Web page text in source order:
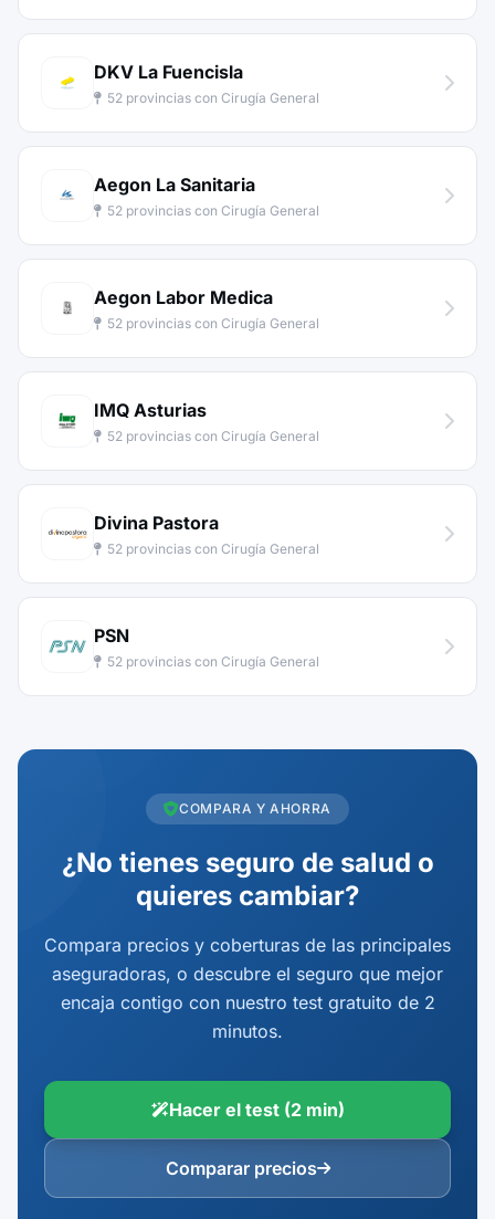
DKV La Fuencisla
52 provincias con Cirugía General
Aegon La Sanitaria
52 provincias con Cirugía General
Aegon Labor Medica
52 provincias con Cirugía General
IMQ Asturias
52 provincias con Cirugía General
Divina Pastora
52 provincias con Cirugía General
PSN
52 provincias con Cirugía General
COMPARA Y AHORRA
¿No tienes seguro de salud o
quieres cambiar?
Compara precios y coberturas de las principales
aseguradoras, o descubre el seguro que mejor
encaja contigo con nuestro test gratuito de 2
minutos.
Hacer el test (2 min)
Comparar precios